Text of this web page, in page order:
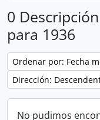
0
para 1936
Ordenar por: Fecha
Dirección:
No pudimos